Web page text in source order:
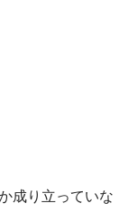
成り立っていな